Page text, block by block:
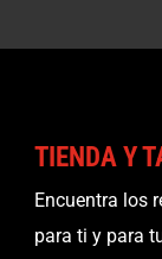
TIENDA Y
Encuentra los
para ti y para